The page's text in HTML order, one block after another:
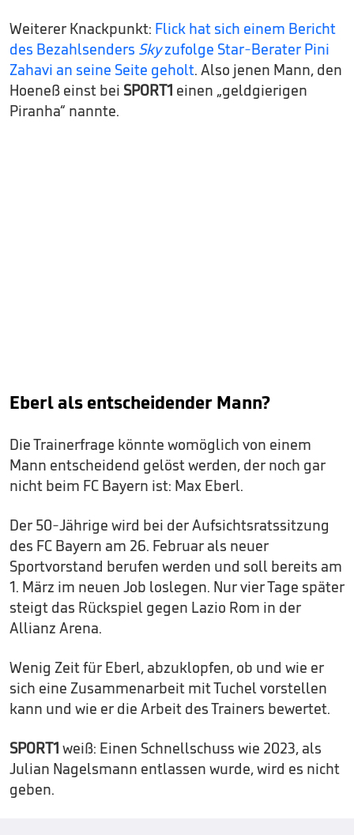
Weiterer Knackpunkt: Flick hat sich einem Bericht
des Bezahlsenders Skyzufolge Star-Berater Pini
Zahavi an seine Seite geholt. Also jenen Mann, den
Hoeneß einst bei SPORT1 einen „geldgierigen
Piranha“ nannte.
Eberl als entscheidender Mann?
Die Trainerfrage könnte womöglich von einem
Mann entscheidend gelöst werden, der noch gar
nicht beim FC Bayern ist: Max Eberl.
Der 50-Jährige wird bei der Aufsichtsratssitzung
des FC Bayern am 26. Februar als neuer
Sportvorstand berufen werden und soll bereits am
1. März im neuen Job loslegen. Nur vier Tage später
steigt das Rückspiel gegen Lazio Rom in der
Allianz Arena.
Wenig Zeit für Eberl, abzuklopfen, ob und wie er
sich eine Zusammenarbeit mit Tuchel vorstellen
kann und wie er die Arbeit des Trainers bewertet.
SPORT1 weiß: Einen Schnellschuss wie 2023, als
Julian Nagelsmann entlassen wurde, wird es nicht
geben.